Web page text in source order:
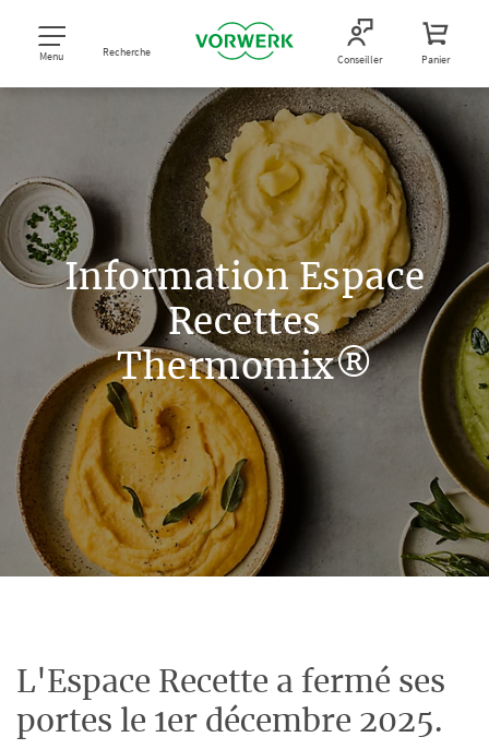
Menu Recherche Conseiller Panier
Information Espace
Recettes
Thermomix®
L'Espace Recette a fermé ses
portes le 1er décembre 2025.